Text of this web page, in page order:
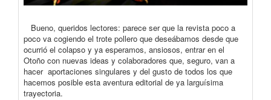
Bueno, queridos lectores: parece ser que la revista poco a
poco va cogiendo el trote pollero que deseábamos desde que
ocurrió el colapso y ya esperamos, ansiosos, entrar en el
Otoño con nuevas ideas y colaboradores que, seguro, van a
hacer aportaciones singulares y del gusto de todos los que
hacemos posible esta aventura editorial de ya larguísima
trayectoria.